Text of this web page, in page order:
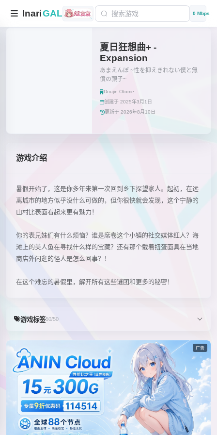
InariGAL 0 Mbps
夏日狂想曲+ -
Expansion
あまえんぼ ~性を抑えきれない僕と無
償の親子~
Doujin Otome
创建于 2025年3月1日
更新于 2026年8月10日
游戏介绍
暑假开始了，这是你多年来第一次回到乡下探望家人。起初，在远
离城市的地方似乎没什么可做的，但你很快就会发现，这个宁静的
山村比表面看起来更有魅力！
你的表兄妹们有什么烦恼？谁是席卷这个小镇的社交媒体红人？海
滩上的美人鱼在寻找什么样的宝藏？还有那个戴着扭蛋面具在当地
商店外闲逛的怪人是怎么回事？！
在这个难忘的暑假里，解开所有这些谜团和更多的秘密！
游戏标签50/50
广告